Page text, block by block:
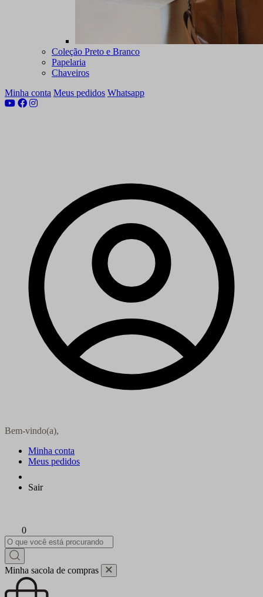
Coleção Preto e Branco
Papelaria
Chaveiros
Minha conta Meus pedidos Whatsapp
Bem-vindo(a),
Minha conta
Meus pedidos
Sair
0
Minha sacola de compras